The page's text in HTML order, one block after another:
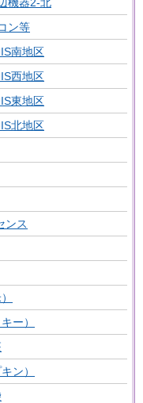
ン等
南地区
西地区
東地区
北地区
ンス
ー）
ン）